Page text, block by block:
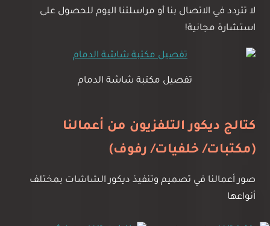
لا تتردد في الاتصال بنا أو مراسلتنا اليوم للحصول على
استشارة مجانية!
تفصيل مكتبة شاشة الدمام
كتالج ديكور التلفزيون من أعمالنا
(مكتبات/ خلفيات/ رفوف)
صور أعمالنا في تصميم وتنفيذ ديكور الشاشات بمختلف
أنواعها